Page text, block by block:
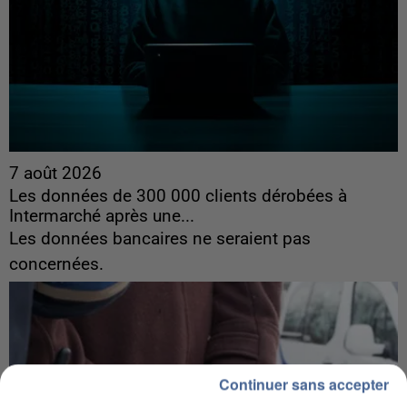
7 août 2026
Les données de 300 000 clients dérobées à
Intermarché après une...
Les données bancaires ne seraient pas
concernées.
Continuer sans accepter